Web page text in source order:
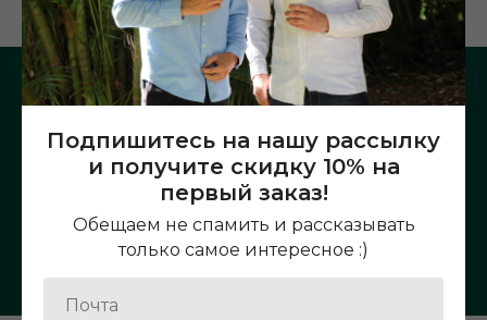
Подпишитесь на нашу рассылку
и получите скидку 10% на
первый заказ!
Обещаем не спамить и рассказывать
только самое интересное :)
Подробное описание чая